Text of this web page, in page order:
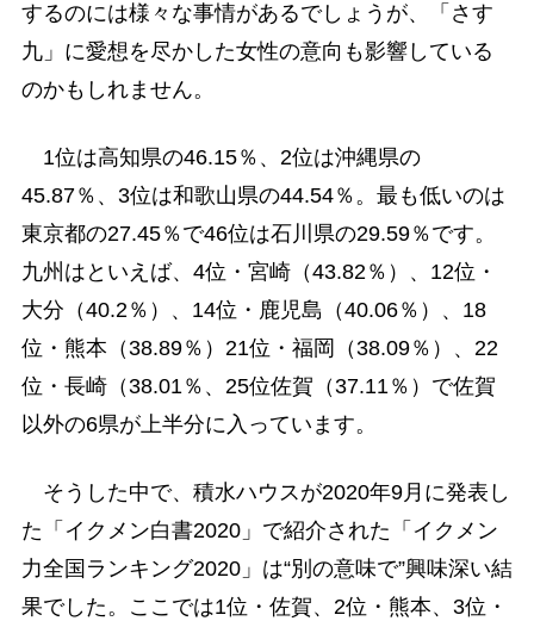
するのには様々な事情があるでしょうが、「さす
九」に愛想を尽かした女性の意向も影響している
のかもしれません。
1位は高知県の46.15％、2位は沖縄県の
45.87％、3位は和歌山県の44.54％。最も低いのは
東京都の27.45％で46位は石川県の29.59％です。
九州はといえば、4位・宮崎（43.82％）、12位・
大分（40.2％）、14位・鹿児島（40.06％）、18
位・熊本（38.89％）21位・福岡（38.09％）、22
位・長崎（38.01％、25位佐賀（37.11％）で佐賀
以外の6県が上半分に入っています。
そうした中で、積水ハウスが2020年9月に発表し
た「イクメン白書2020」で紹介された「イクメン
力全国ランキング2020」は“別の意味で”興味深い結
果でした。ここでは1位・佐賀、2位・熊本、3位・